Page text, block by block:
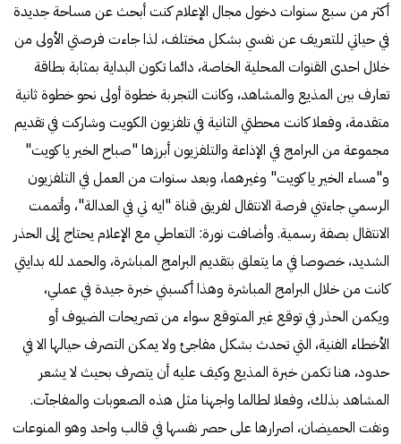
أكثر من سبع سنوات دخول مجال الإعلام كنت أبحث عن مساحة جديدة
في حياتي للتعريف عن نفسي بشكل مختلف، لذا جاءت فرصتي الأولى من
خلال احدى القنوات المحلية الخاصة، دائما تكون البداية بمثابة بطاقة
تعارف بين المذيع والمشاهد، وكانت التجربة خطوة أولى نحو خطوة ثانية
متقدمة، وفعلا كانت محطتي الثانية في تلفزيون الكويت وشاركت في تقديم
مجموعة من البرامج في الإذاعة والتلفزيون أبرزها "صباح الخير يا كويت"
و"مساء الخير يا كويت" وغيرهما، وبعد سنوات من العمل في التلفزيون
الرسمي جاءتني فرصة الانتقال لفريق قناة "ايه تي في العدالة"، وأتممت
الانتقال بصفة رسمية. وأضافت نورة: التعاطي مع الإعلام يحتاج إلى الحذر
الشديد، خصوصا في ما يتعلق بتقديم البرامج المباشرة، والحمد لله بدايتي
كانت من خلال البرامج المباشرة وهذا أكسبني خبرة جيدة في عملي،
ويكمن الحذر في توقع غير المتوقع سواء من تصريحات الضيوف أو
الأخطاء الفنية، التي تحدث بشكل مفاجئ ولا يمكن التصرف حيالها الا في
حدود، هنا تكمن خبرة المذيع وكيف عليه أن يتصرف بحيث لا يشعر
المشاهد بذلك، وفعلا لطالما واجهنا مثل هذه الصعوبات والمفاجآت.
ونفت الحميضان، اصرارها على حصر نفسها في قالب واحد وهو المنوعات